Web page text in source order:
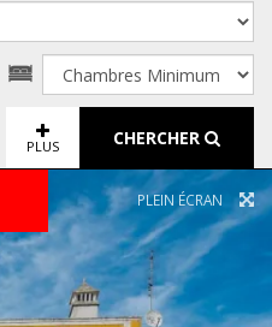
PLUS CHERCHER
PLEIN ÉCRAN